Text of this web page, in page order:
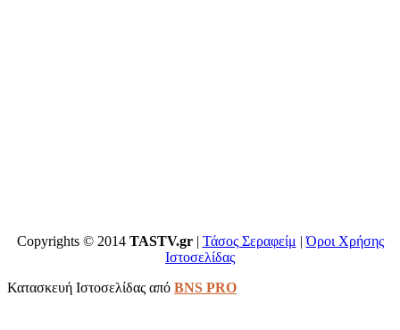
Copyrights © 2014 TASTV.gr| Τάσος Σεραφείμ |Όροι Χρήσης
Ιστοσελίδας
Κατασκευή Ιστοσελίδας από BNS PRO